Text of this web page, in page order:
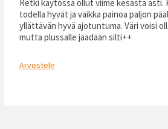
Retki käytössä ollut viime kesästä
todella hyvät ja vaikka painoa paljon
yllättävän hyvä ajotuntuma. Väri voisi
mutta plussalle jäädään silti++
Arvostele